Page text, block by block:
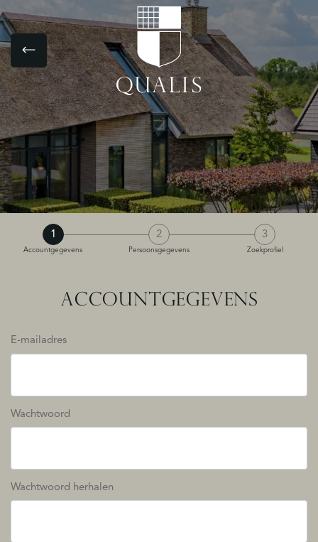
1
Accountgegevens
2
Persoonsgegevens
3
Zoekprofiel
ACCOUNTGEGEVENS
E-mailadres
Wachtwoord
Wachtwoord herhalen